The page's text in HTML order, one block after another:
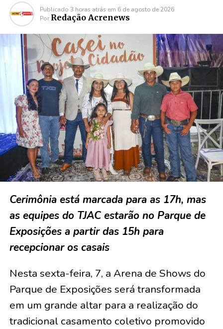
Publicado 3 horas atrás em 6 de agosto de 2026
Por Redação Acrenews
Cerimônia está marcada para as 17h, mas
as equipes do TJAC estarão no Parque de
Exposições a partir das 15h para
recepcionar os casais
Nesta sexta-feira, 7, a Arena de Shows do
Parque de Exposições será transformada
em um grande altar para a realização do
tradicional casamento coletivo promovido